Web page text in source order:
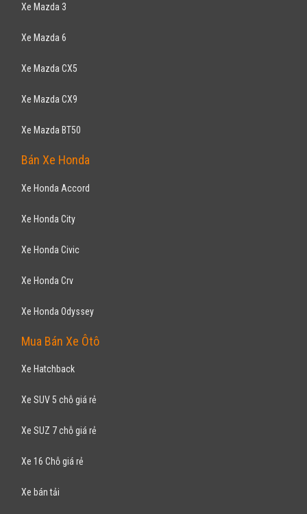
Xe Mazda 3
Xe Mazda 6
Xe Mazda CX5
Xe Mazda CX9
Xe Mazda BT50
Bán Xe Honda
Xe Honda Accord
Xe Honda City
Xe Honda Civic
Xe Honda Crv
Xe Honda Odyssey
Mua Bán Xe Ôtô
Xe Hatchback
Xe SUV 5 chỗ giá rẻ
Xe SUZ 7 chỗ giá rẻ
Xe 16 Chỗ giá rẻ
Xe bán tải